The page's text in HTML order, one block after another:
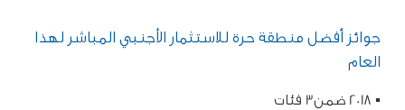
جوائز أفضل منطقة حرة للاستثمار الأجنبي المباشر لهذا
العام
▪ 2018 ضمن3 فئات